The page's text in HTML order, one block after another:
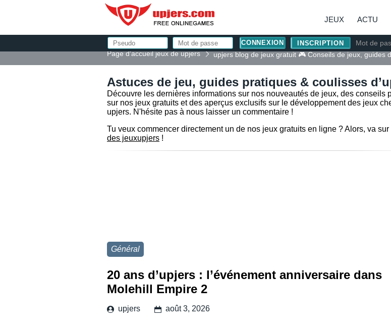
JEUX ACTU
INSCRIPTION
Mot de
Page d'accueil jeux de upjers
upjers blog de jeux gratuit 🎮 Conseils de jeux, guides
Astuces de jeu, guides pratiques & coulisses
Découvre les dernières informations sur nos nouveautés de jeux, des conseils
sur nos jeux gratuits et des aperçus exclusifs sur le développement des jeux
upjers. N'hésite pas à nous laisser un commentaire !
Tu veux commencer directement un de nos jeux gratuits en ligne ? Alors, va sur
des jeuxupjers !
Général
20 ans d’upjers : l’événement anniversaire dans
Molehill Empire 2
upjers août 3, 2026